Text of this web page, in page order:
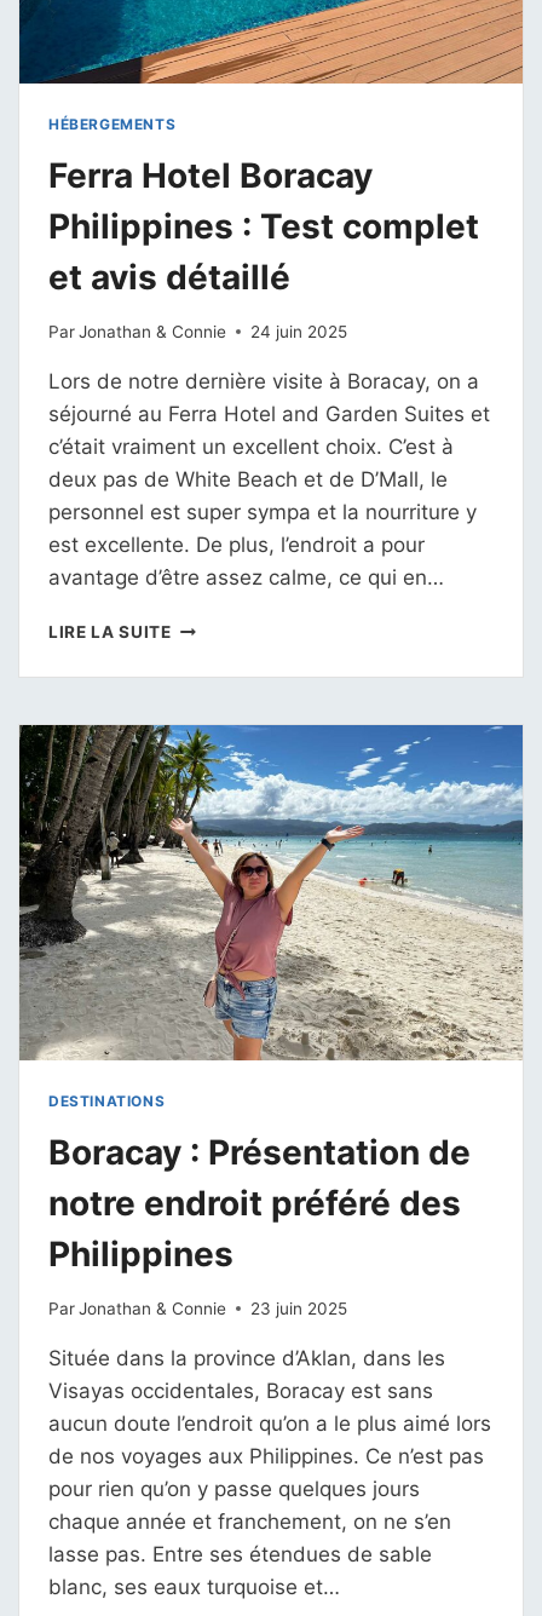
HÉBERGEMENTS
Ferra Hotel Boracay
Philippines : Test complet
et avis détaillé
ParJonathan & Connie 24 juin 2025
Lors de notre dernière visite à Boracay, on a
séjourné au Ferra Hotel and Garden Suites et
c’était vraiment un excellent choix. C’est à
deux pas de White Beach et de D’Mall, le
personnel est super sympa et la nourriture y
est excellente. De plus, l’endroit a pour
avantage d’être assez calme, ce qui en…
LIRE LA SUITEFERRA
BORACAY
:
TEST
COMPLET
ET
AVIS
DÉTAILLÉ
DESTINATIONS
Boracay : Présentation de
notre endroit préféré des
Philippines
ParJonathan & Connie 23 juin 2025
Située dans la province d’Aklan, dans les
Visayas occidentales, Boracay est sans
aucun doute l’endroit qu’on a le plus aimé lors
de nos voyages aux Philippines. Ce n’est pas
pour rien qu’on y passe quelques jours
chaque année et franchement, on ne s’en
lasse pas. Entre ses étendues de sable
blanc, ses eaux turquoise et…